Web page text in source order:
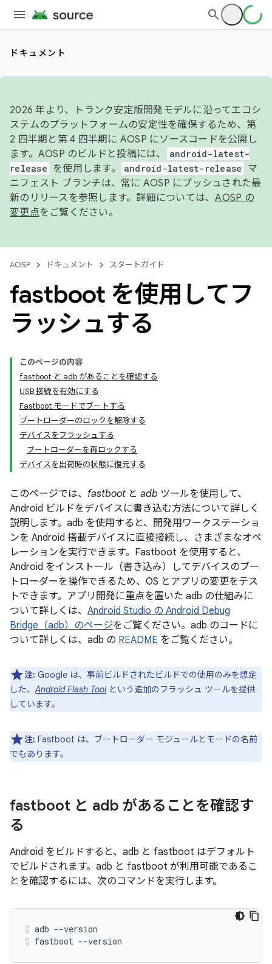
ドキュメント
2026 年より、トランク安定版開発モデルに沿ってエコシ
ステムのプラットフォームの安定性を確保するため、第
2 四半期と第 4 四半期に AOSP にソースコードを公開し
ます。AOSP のビルドと投稿には、
android-latest-
release
を使用します。 android-latest-release
マ
ニフェスト ブランチは、常に AOSP にプッシュされた最
新のリリースを参照します。詳細については、AOSP の
変更点をご覧ください。
AOSP ドキュメント スタートガイド
fastboot を使用してフ
ラッシュする
このページの内容
fastboot と adb があることを確認する
USB 接続を有効にする
Fastboot モードでブートする
ブートローダーのロックを解除する
デバイスをフラッシュする
ブートローダーを再ロックする
デバイスを出荷時の状態に復元する
このページでは、 fastboot と adb ツールを使用して、
Android ビルドをデバイスに書き込む方法について詳しく
説明します。adb を使用すると、開発用ワークステーショ
ンを Android 搭載デバイスに直接接続し、さまざまなオペ
レーションを実行できます。Fastboot を使用すると、
Android をインストール（書き込み）してデバイスのブー
トローダーを操作できるため、OS とアプリの変更をテス
トできます。アプリ開発に重点を置いた adb の仕組みに
ついて詳しくは、 Android Studio の Android Debug
Bridge（adb）のページをご覧ください。adb のコードに
ついて詳しくは、adb の README をご覧ください。
注: Google は、事前ビルドされたビルドでの使用のみを想定
した、Android Flash Toolという追加のフラッシュ ツールを提供
しています。
注: Fastboot は、ブートローダー モジュールとモードの名前
でもあります。
fastboot と adb があることを確認す
る
Android をビルドすると、adb と fastboot はデフォルト
でビルドされます。adb と fastboot が利用可能であるこ
とを確認するには、次のコマンドを実行します。
adb --version
fastboot --version